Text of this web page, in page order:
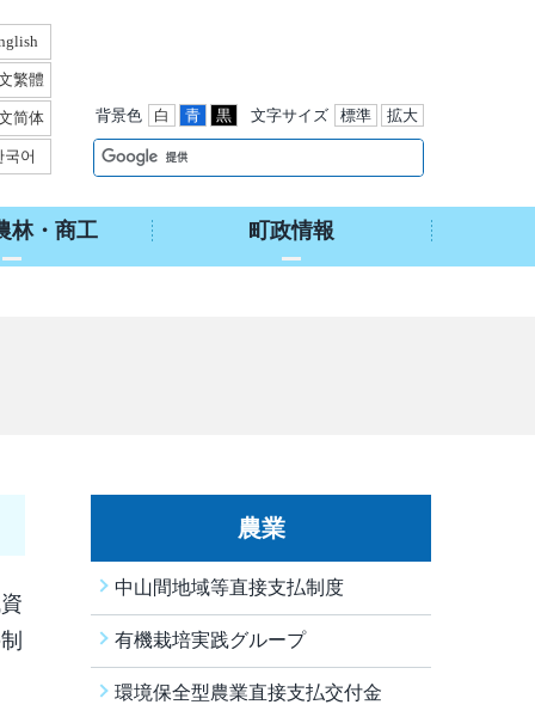
繁體
简体
국어
背景色 白 青 黒 文字サイズ 標準 拡大
林・商工 町政情報
農業
中山間地域等直接支払制度
有機栽培実践グループ
環境保全型農業直接支払交付金